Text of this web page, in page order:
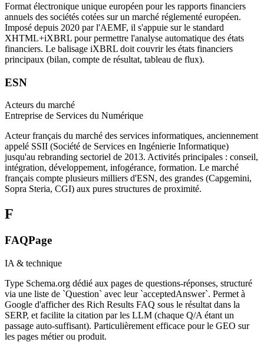
Format électronique unique européen pour les rapports financiers
annuels des sociétés cotées sur un marché réglementé européen.
Imposé depuis 2020 par l'AEMF, il s'appuie sur le standard
XHTML+iXBRL pour permettre l'analyse automatique des états
financiers. Le balisage iXBRL doit couvrir les états financiers
principaux (bilan, compte de résultat, tableau de flux).
ESN
Acteurs du marché
Entreprise de Services du Numérique
Acteur français du marché des services informatiques, anciennement
appelé SSII (Société de Services en Ingénierie Informatique)
jusqu'au rebranding sectoriel de 2013. Activités principales : conseil,
intégration, développement, infogérance, formation. Le marché
français compte plusieurs milliers d'ESN, des grandes (Capgemini,
Sopra Steria, CGI) aux pures structures de proximité.
F
FAQPage
IA & technique
Type Schema.org dédié aux pages de questions-réponses, structuré
via une liste de `Question` avec leur `acceptedAnswer`. Permet à
Google d'afficher des Rich Results FAQ sous le résultat dans la
SERP, et facilite la citation par les LLM (chaque Q/A étant un
passage auto-suffisant). Particulièrement efficace pour le GEO sur
les pages métier ou produit.